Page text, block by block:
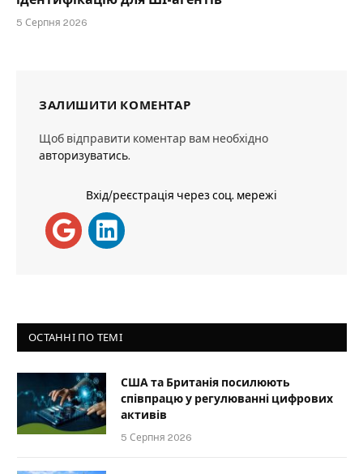
5 Серпня 2026
ЗАЛИШИТИ КОМЕНТАР
Щоб відправити коментар вам необхідно
авторизуватись.
Вхід/реєстрація через соц. мережі
ОСТАННІ ПО ТЕМІ
США та Британія посилюють
співпрацю у регулюванні цифрових
активів
5 Серпня 2026